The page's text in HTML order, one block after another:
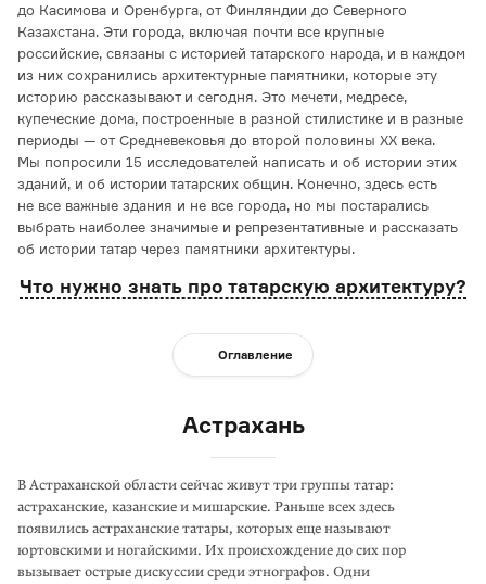
до Касимова и Оренбурга, от Финляндии до Северного
Казахстана. Эти города, включая почти все крупные
российские, связаны с историей татарского народа, и в каждом
из них сохранились архитектурные памятники, которые эту
историю рассказывают и сегодня. Это мечети, медресе,
купеческие дома, построенные в разной стилистике и в разные
периоды — от Средневековья до второй половины XX века.
Мы попросили 15 исследователей написать и об истории этих
зданий, и об истории татарских общин. Конечно, здесь есть
не все важные здания и не все города, но мы постарались
выбрать наиболее значимые и репрезентативные и рассказать
об истории татар через памятники архитектуры.
Что нужно знать про татарскую архитектуру?
Оглавление
Астрахань
В Астраханской области сейчас живут три группы татар:
астраханские, казанские и мишарские. Раньше всех здесь
появились астраханские татары, которых еще называют
юртовскими и ногайскими. Их происхожде­ние до сих пор
вызывает острые дискуссии среди этнографов. Одни